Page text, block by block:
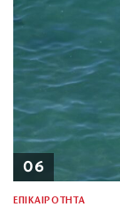
06
ΕΠΙΚΑΙΡΟΤΗΤΑ